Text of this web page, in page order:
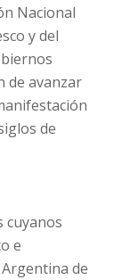
Nacional
y del
de avanzar
de
cuyanos
e
de